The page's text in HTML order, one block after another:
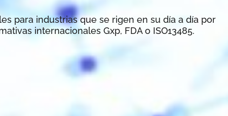
para industrias que se rigen en su día a día por
internacionales Gxp, FDA o ISO13485.